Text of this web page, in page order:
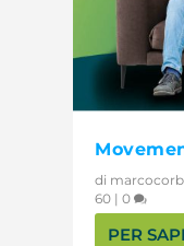
di
60 |0
PER